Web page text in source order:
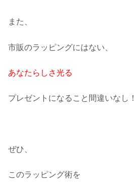
また、
市販のラッピングにはない、
あなたらしさ光る
プレゼントになること間違いなし！
ぜひ、
このラッピング術を